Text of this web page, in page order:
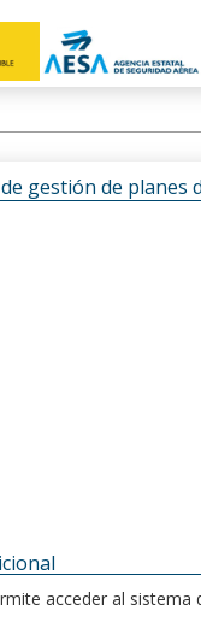
de gestión de
acceder al